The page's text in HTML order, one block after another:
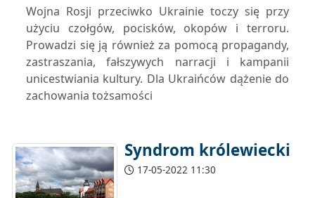
Wojna Rosji przeciwko Ukrainie toczy się przy
użyciu czołgów, pocisków, okopów i terroru.
Prowadzi się ją również za pomocą propagandy,
zastraszania, fałszywych narracji i kampanii
unicestwiania kultury. Dla Ukraińców dążenie do
zachowania tożsamości
Syndrom królewiecki
17-05-2022 11:30